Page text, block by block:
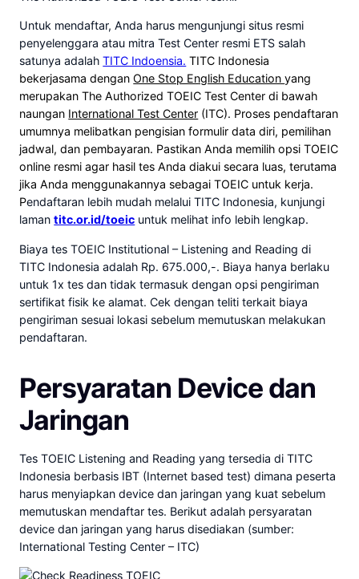
Untuk mendaftar, Anda harus mengunjungi situs resmi
penyelenggara atau mitra Test Center resmi ETS salah
satunya adalahTITC Indoensia. TITC Indonesia
bekerjasama denganOne Stop English Educationyang
merupakan The Authorized TOEIC Test Center di bawah
naungan International Test Center (ITC). Proses pendaftaran
umumnya melibatkan pengisian formulir data diri, pemilihan
jadwal, dan pembayaran. Pastikan Anda memilih opsi TOEIC
online resmi agar hasil tes Anda diakui secara luas, terutama
jika Anda menggunakannya sebagai TOEIC untuk kerja.
Pendaftaran lebih mudah melalui TITC Indonesia, kunjungi
lamantitc.or.id/toeic untuk melihat info lebih lengkap.
Biaya tes TOEIC Institutional – Listening and Reading di
TITC Indonesia adalah Rp. 675.000,-. Biaya hanya berlaku
untuk 1x tes dan tidak termasuk dengan opsi pengiriman
sertifikat fisik ke alamat. Cek dengan teliti terkait biaya
pengiriman sesuai lokasi sebelum memutuskan melakukan
pendaftaran.
Persyaratan Device dan
Jaringan
Tes TOEIC Listening and Reading yang tersedia di TITC
Indonesia berbasis IBT (Internet based test) dimana peserta
harus menyiapkan device dan jaringan yang kuat sebelum
memutuskan mendaftar tes. Berikut adalah persyaratan
device dan jaringan yang harus disediakan (sumber:
International Testing Center – ITC)